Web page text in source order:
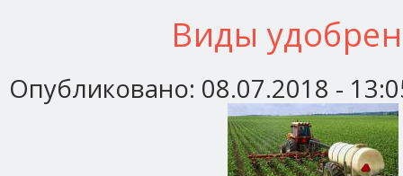
Виды
Опубликовано: 08.07.2018 -